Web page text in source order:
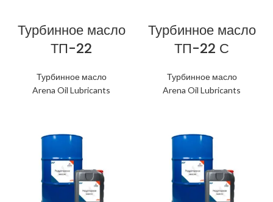
Турбинное масло
ТП-22
Турбинное масло
Arena Oil Lubricants
Турбинное масло
ТП-22 С
Турбинное масло
Arena Oil Lubricants